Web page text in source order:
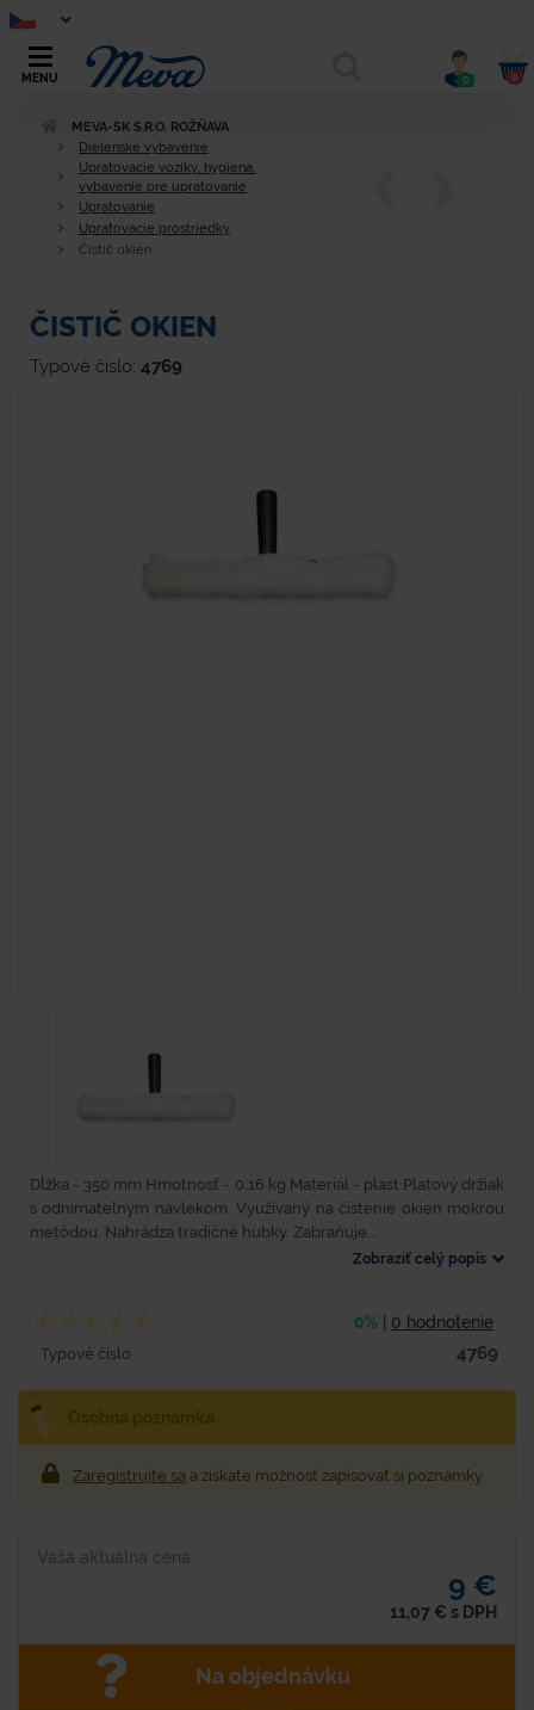
MENU 0 0
MEVA-SK S.R.O. ROŽŇAVA
Dielenské vybavenie
Upratovacie vozíky, hygiena,
vybavenie pre upratovanie
Upratovanie
Upratovacie prostriedky
Čistič okien
ČISTIČ OKIEN
Typové číslo: 4769
Dĺžka - 350 mm Hmotnosť - 0,16 kg Materiál - plast Platový držiak
s odnímateľným návlekom. Využívaný na čistenie okien mokrou
metódou. Nahrádza tradičné hubky. Zabraňuje...
Zobraziť celý popis
0% 0 hodnotenie
Typové číslo 4769
Zaregistrujte sa a získate možnosť zapisovať si poznámky
Vaša aktuálna cena
9 €
11,07 € s DPH
Na objednávku